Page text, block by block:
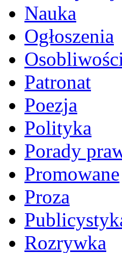
Nauka
Ogłoszenia
Patronat
Poezja
Polityka
Porady
Promowane
Proza
Rozrywka